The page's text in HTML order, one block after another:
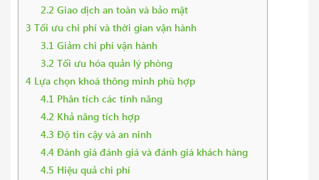
2.2 Giao dịch an toàn và bảo mật
3 Tối ưu chi phí và thời gian vận hành
3.1 Giảm chi phí vận hành
3.2 Tối ưu hóa quản lý phòng
4 Lựa chọn khoá thông minh phù hợp
4.1 Phân tích các tính năng
4.2 Khả năng tích hợp
4.3 Độ tin cậy và an ninh
4.4 Đánh giá đánh giá và đánh giá khách hàng
4.5 Hiệu quả chi phí